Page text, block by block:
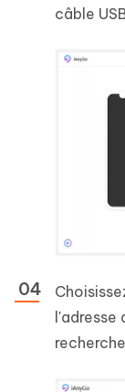
câble